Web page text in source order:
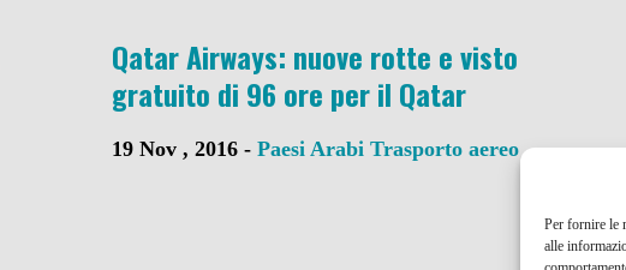
Per fornire le
alle
Qatar Airways: nuove rotte e visto
gratuito di 96 ore per il Qatar
19 Nov , 2016 -Paesi Arabi Trasporto aereo